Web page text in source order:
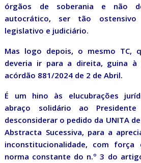
órgãos de soberania e não
autocrático, ser tão ostensivo
legislativo e judiciário.
Mas logo depois, o mesmo TC,
deveria ir para a direita, guina à
acórdão 881/2024 de 2 de Abril.
É um hino às elucubrações
abraço solidário ao
desconsiderar o pedido da UNITA
Abstracta Sucessiva, para a
inconstitucionalidade, com
norma constante do n.º 3 do